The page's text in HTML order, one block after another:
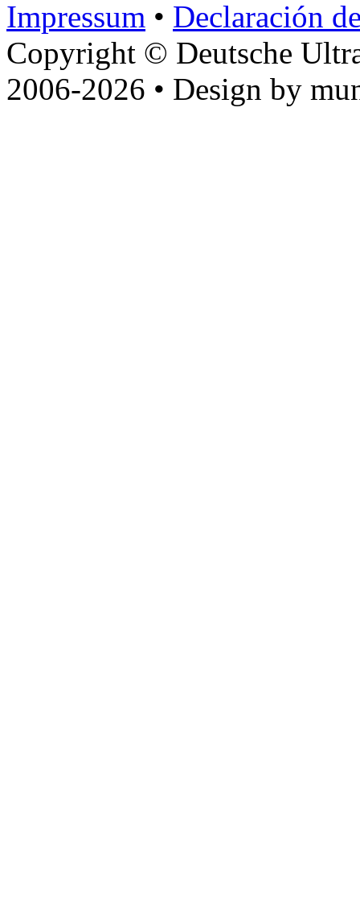
Impressum • Declaración
Copyright © Deutsche
2006-2026 • Design by